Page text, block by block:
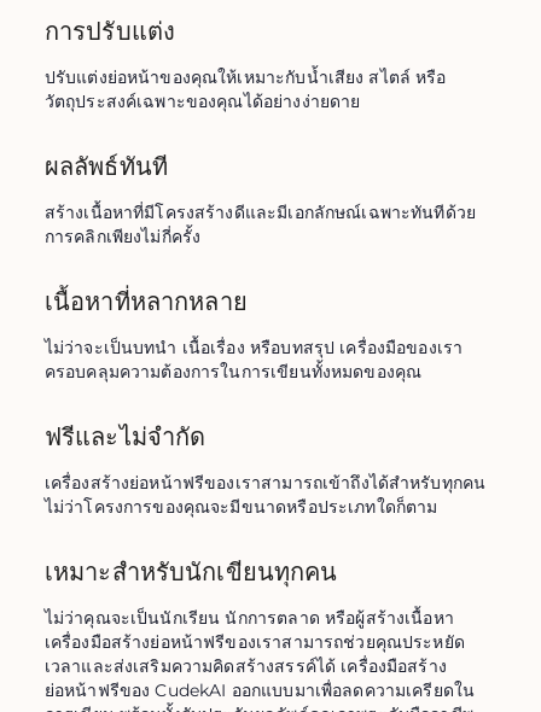
การปรับแต่ง
ปรับแต่งย่อหน้าของคุณให้เหมาะกับน้ำเสียง สไตล์ หรือ
วัตถุประสงค์เฉพาะของคุณได้อย่างง่ายดาย
ผลลัพธ์ทันที
สร้างเนื้อหาที่มีโครงสร้างดีและมีเอกลักษณ์เฉพาะทันทีด้วย
การคลิกเพียงไม่กี่ครั้ง
เนื้อหาที่หลากหลาย
ไม่ว่าจะเป็นบทนำ เนื้อเรื่อง หรือบทสรุป เครื่องมือของเรา
ครอบคลุมความต้องการในการเขียนทั้งหมดของคุณ
ฟรีและไม่จำกัด
เครื่องสร้างย่อหน้าฟรีของเราสามารถเข้าถึงได้สำหรับทุกคน
ไม่ว่าโครงการของคุณจะมีขนาดหรือประเภทใดก็ตาม
เหมาะสำหรับนักเขียนทุกคน
ไม่ว่าคุณจะเป็นนักเรียน นักการตลาด หรือผู้สร้างเนื้อหา
เครื่องมือสร้างย่อหน้าฟรีของเราสามารถช่วยคุณประหยัด
เวลาและส่งเสริมความคิดสร้างสรรค์ได้ เครื่องมือสร้าง
ย่อหน้าฟรีของ CudekAI ออกแบบมาเพื่อลดความเครียดใน